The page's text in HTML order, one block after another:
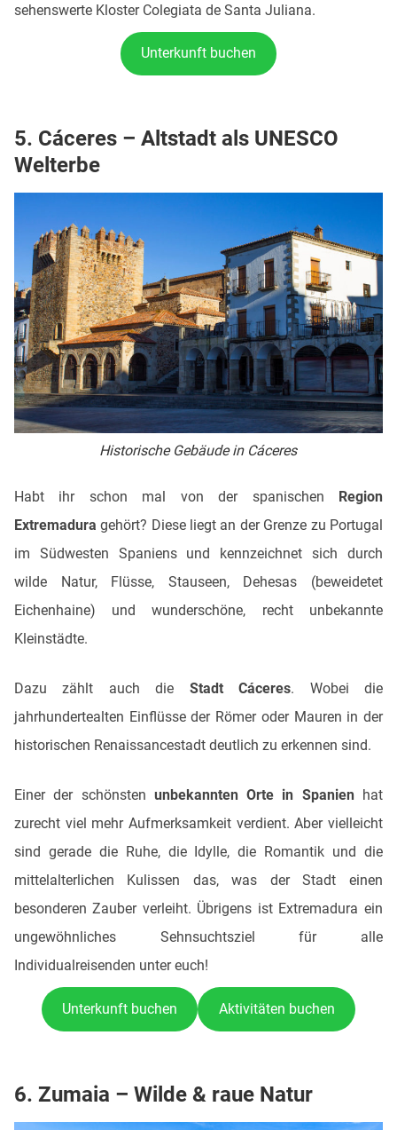
sehenswerte Kloster Colegiata de Santa Juliana.
Unterkunft buchen
5. Cáceres – Altstadt als UNESCO
Welterbe
Historische Gebäude in Cáceres
Habt ihr schon mal von der spanischen
Region
Extremadura gehört? Diese liegt an der Grenze zu Portugal
im Südwesten Spaniens und kennzeichnet sich durch
wilde Natur, Flüsse, Stauseen, Dehesas (beweidetet
Eichenhaine) und wunderschöne, recht unbekannte
Kleinstädte.
Dazu zählt auch die Stadt Cáceres. Wobei die
jahrhundertealten Einflüsse der Römer oder Mauren in der
historischen Renaissancestadt deutlich zu erkennen sind.
Einer der schönsten unbekannten Orte in Spanienhat
zurecht viel mehr Aufmerksamkeit verdient. Aber vielleicht
sind gerade die Ruhe, die Idylle, die Romantik und die
mittelalterlichen Kulissen das, was der Stadt einen
besonderen Zauber verleiht. Übrigens ist Extremadura ein
ungewöhnliches Sehnsuchtsziel für alle
Individualreisenden unter euch!
Unterkunft buchen Aktivitäten buchen
6. Zumaia – Wilde & raue Natur